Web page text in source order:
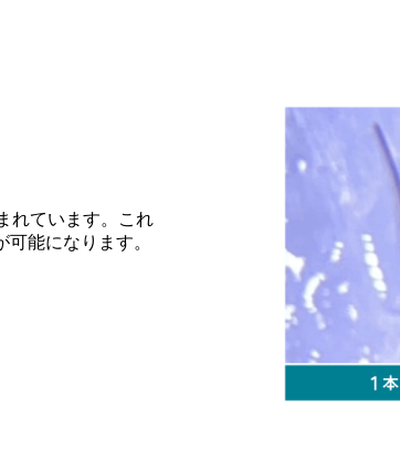
れています。これ
能になります。